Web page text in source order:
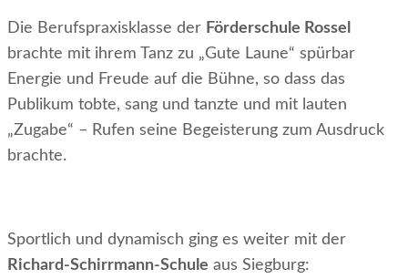
Die Berufspraxisklasse der Förderschule Rossel
brachte mit ihrem Tanz zu „Gute Laune“ spürbar
Energie und Freude auf die Bühne, so dass das
Publikum tobte, sang und tanzte und mit lauten
„Zugabe“ – Rufen seine Begeisterung zum Ausdruck
brachte.
Sportlich und dynamisch ging es weiter mit der
Richard-Schirrmann-Schule aus Siegburg: